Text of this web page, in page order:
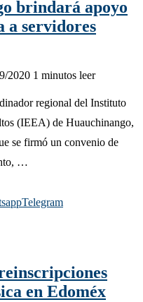
brindará apoyo
a servidores
2020 1 minutos leer
regional del Instituto
(IEEA) de Huauchinango,
se firmó un convenio de
…
Telegram
en Edoméx